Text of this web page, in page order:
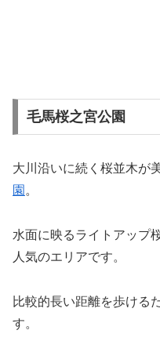
毛馬桜之宮公園
大川沿いに続く桜並木が
園 。
水面に映るライトアップ
人気のエリアです。
比較的長い距離を歩ける
す。